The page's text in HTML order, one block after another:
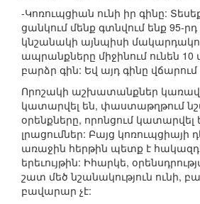
-Կոռուպցիան ունի իր գինը:
ցանկում մենք գտնվում ենք 95-
կնշանակի այնպիսի
ապրանքները միջինում ունեն 10
բարձր գին: Եվ այդ գինը վճարում
Որոշակի աշխատանքներ
կատարվել են, փաստաթղթում
օրենքները, որոնցում
լրացումներ: Բայց կոռուպցիայի
առաջին հերթին պետք է
երեւույթին: Իհարկե,
շատ մեծ նշանակություն ունի,
բավարար չէ: